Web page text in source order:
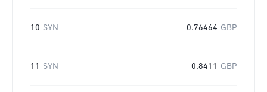
10 SYN 0.76464 GBP
11 SYN 0.8411 GBP